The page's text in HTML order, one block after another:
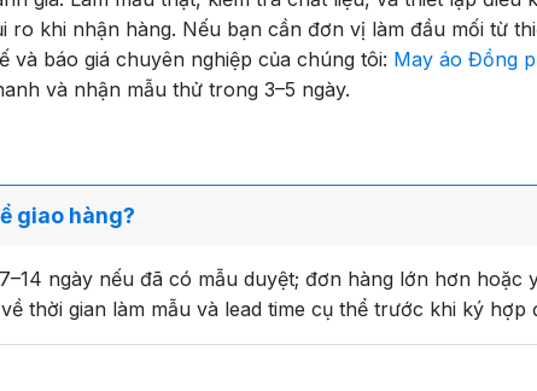
ro khi nhận hàng. Nếu bạn cần đơn vị làm đầu mối từ
và báo giá chuyên nghiệp của chúng tôi: May áo Đồng
và nhận mẫu thử trong 3–5 ngày.
giao hàng?
ngày nếu đã có mẫu duyệt; đơn hàng lớn hơn hoặc
thời gian làm mẫu và lead time cụ thể trước khi ký hợp